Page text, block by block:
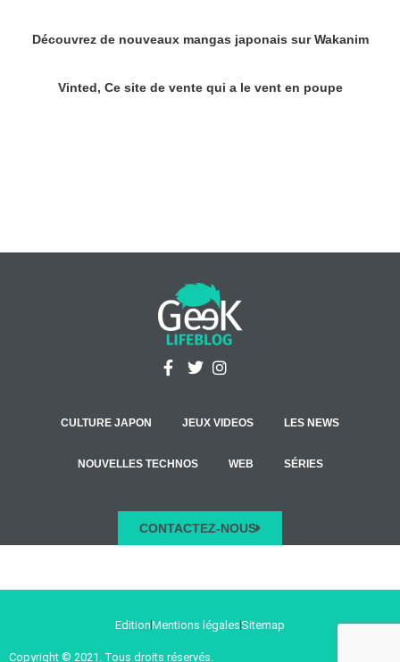
Découvrez de nouveaux mangas japonais sur Wakanim
Vinted, Ce site de vente qui a le vent en poupe
CULTURE JAPON JEUX VIDEOS LES NEWS
NOUVELLES TECHNOS WEB SÉRIES
CONTACTEZ-NOUS
Copyright © 2021. Tous droits réservés.
EditionMentions légalesSitemap